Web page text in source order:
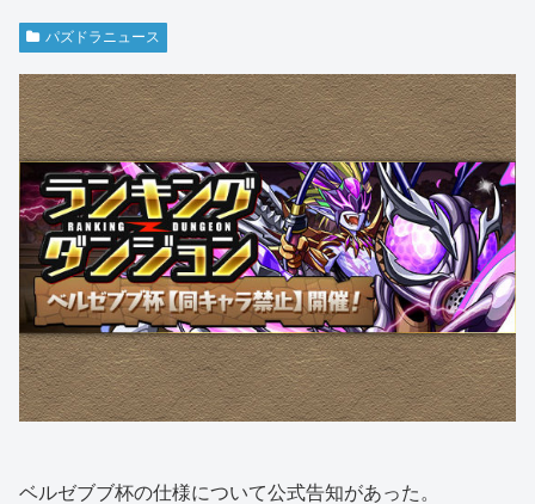
パズドラニュース
ベルゼブブ杯の仕様について公式告知があった。